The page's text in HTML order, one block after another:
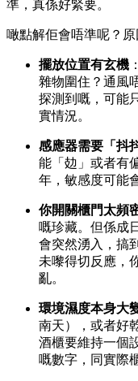
準，真係好緊要。
噉點解佢會唔準呢？
擺放位置有玄機
雜物圍住？通風
探測到嘅，可能
實情況。
感應器需要「抖
能「攰」或者有
年，敏感度可能
你開關櫃門太頻
嘅珍藏。但係成
會突然湧入，搞
未嚟得切反應，
亂。
環境濕度本身大
南天），或者好
酒櫃要維持一個
嘅數字，同實際